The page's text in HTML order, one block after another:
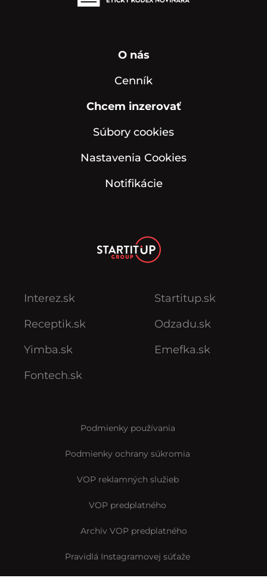
O nás
Cenník
Chcem inzerovať
Súbory cookies
Nastavenia Cookies
Notifikácie
Interez.sk
Receptik.sk
Yimba.sk
Fontech.sk
Startitup.sk
Odzadu.sk
Emefka.sk
Podmienky používania
Podmienky ochrany súkromia
VOP reklamných služieb
VOP predplatného
Archív VOP predplatného
Pravidlá Instagramovej súťaže